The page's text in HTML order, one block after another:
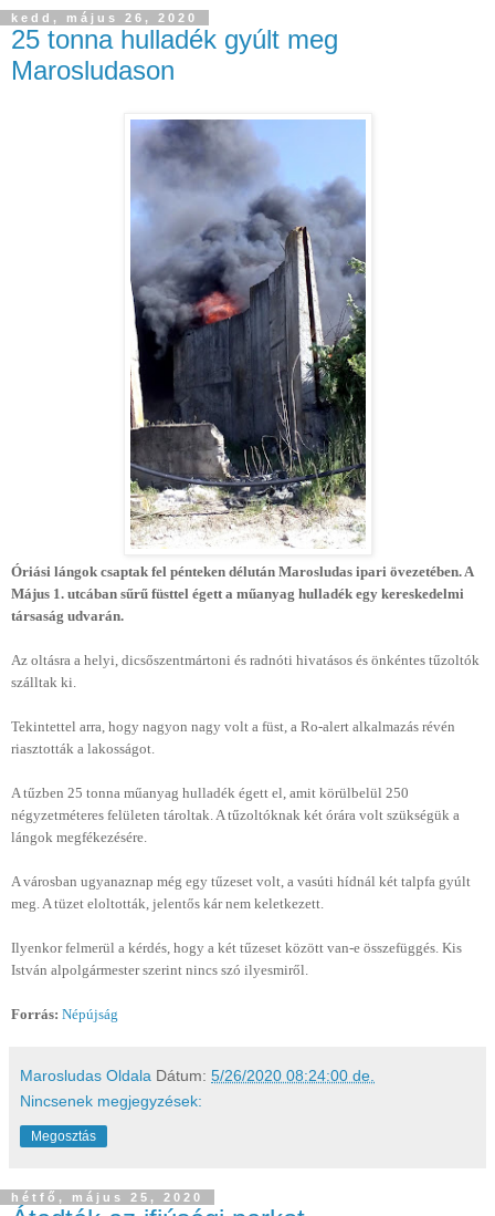
kedd, május 26, 2020
25 tonna hulladék gyúlt meg
Marosludason
Óriási lángok csaptak fel pénteken délután Marosludas ipari övezetében. A
Május 1. utcában sűrű füsttel égett a műanyag hulladék egy kereskedelmi
társaság udvarán.
Az oltásra a helyi, dicsőszentmártoni és radnóti hivatásos és önkéntes tűzoltók
szálltak ki.
Tekintettel arra, hogy nagyon nagy volt a füst, a Ro-alert alkalmazás révén
riasztották a lakosságot.
A tűzben 25 tonna műanyag hulladék égett el, amit körülbelül 250
négyzetméteres felületen tároltak. A tűzoltóknak két órára volt szükségük a
lángok megfékezésére.
A városban ugyanaznap még egy tűzeset volt, a vasúti hídnál két talpfa gyúlt
meg. A tüzet eloltották, jelentős kár nem keletkezett.
Ilyenkor felmerül a kérdés, hogy a két tűzeset között van-e összefüggés. Kis
István alpolgármester szerint nincs szó ilyesmiről.
Forrás: Népújság
Marosludas Oldala Dátum: 5/26/2020 08:24:00 de.
Nincsenek megjegyzések:
Megosztás
hétfő, május 25, 2020